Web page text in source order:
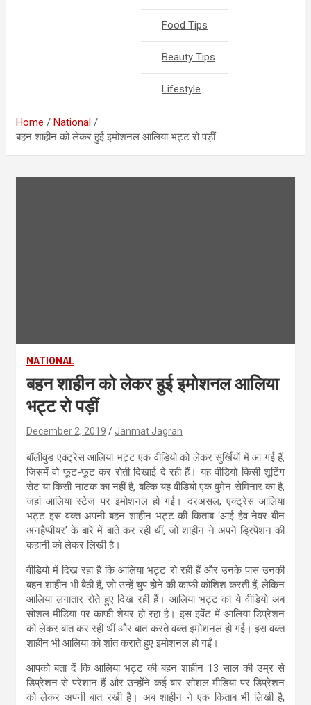
Food Tips
Beauty Tips
Lifestyle
Home
National
बहन शाहीन को लेकर हुई इमोशनल आलिया भट्ट रो पड़ीं
NATIONAL
बहन शाहीन को लेकर हुई इमोशनल आलिया
भट्ट रो पड़ीं
December 2, 2019 Janmat Jagran
बॉलीवुड एक्ट्रेस आलिया भट्ट एक वीडियो को लेकर सुर्खियों में आ गई हैं,
जिसमें वो फूट-फूट कर रोती दिखाई दे रही हैं। यह वीडियो किसी शूटिंग
सेट या किसी नाटक का नहीं है, बल्कि यह वीडियो एक वुमेन सेमिनार का है,
जहां आलिया स्टेज पर इमोशनल हो गई। दरअसल, एक्ट्रेस आलिया
भट्ट इस वक्त अपनी बहन शाहीन भट्ट की किताब ‘आई हैव नेवर बीन
अनहैप्पीयर’ के बारे में बाते कर रही थीं, जो शाहीन ने अपने ड्रिपेशन की
कहानी को लेकर लिखी है।
वीडियो में दिख रहा है कि आलिया भट्ट रो रही हैं और उनके पास उनकी
बहन शाहीन भी बैठी हैं, जो उन्हें चुप होने की काफी कोशिश करती हैं, लेकिन
आलिया लगातार रोते हुए दिख रही हैं। आलिया भट्ट का ये वीडियो अब
सोशल मीडिया पर काफी शेयर हो रहा है। इस इवेंट में आलिया डिप्रेशन
को लेकर बात कर रही थीं और बात करते वक्त इमोशनल हो गई। इस वक्त
शाहीन भी आलिया को शांत कराते हुए इमोशनल हो गईं।
आपको बता दें कि आलिया भट्ट की बहन शाहीन 13 साल की उम्र से
डिप्रेशन से परेशान हैं और उन्होंने कई बार सोशल मीडिया पर डिप्रेशन
को लेकर अपनी बात रखी है। अब शाहीन ने एक किताब भी लिखी है,